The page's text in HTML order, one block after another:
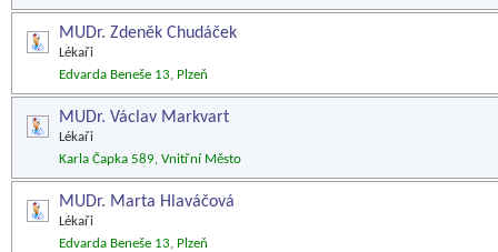
MUDr. Zdeněk Chudáček
Lékaři
Edvarda Beneše 13, Plzeň
MUDr. Václav Markvart
Lékaři
Karla Čapka 589, Vnitřní Město
MUDr. Marta Hlaváčová
Lékaři
Edvarda Beneše 13, Plzeň